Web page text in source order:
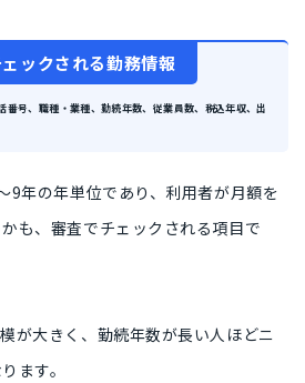
ックされる勤務情報
番号、職種・業種、勤続年数、従業員数、税込年収、出
9年の年単位であり、利用者が月額を
も、審査でチェックされる項目で
が大きく、勤続年数が長い人ほどニ
ます。